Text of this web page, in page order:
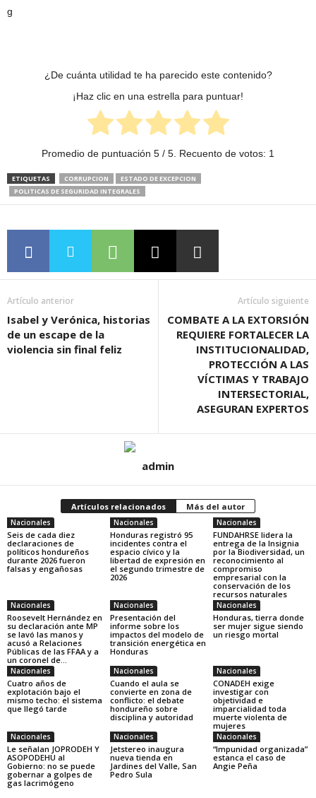
¿De cuánta utilidad te ha parecido este contenido?
¡Haz clic en una estrella para puntuar!
Promedio de puntuación 5 / 5. Recuento de votos: 1
ETIQUETAS CORRUPCION
ESTADO DE EXCEPCION
POLITICAS DE SEGURIDAD INTEGRALES
Artículo anterior
Isabel y Verónica, historias
de un escape de la
violencia sin final feliz
Artículo siguiente
COMBATE A LA EXTORSIÓN
REQUIERE FORTALECER LA
INSTITUCIONALIDAD,
PROTECCIÓN A LAS
VÍCTIMAS Y TRABAJO
INTERSECTORIAL,
ASEGURAN EXPERTOS
admin
Artículos relacionados Más del autor
Nacionales
Seis de cada diez
declaraciones de
políticos hondureños
durante 2026 fueron
falsas y engañosas
Nacionales
Honduras registró 95
incidentes contra el
espacio cívico y la
libertad de expresión en
el segundo trimestre de
2026
Nacionales
FUNDAHRSE lidera la
entrega de la Insignia
por la Biodiversidad, un
reconocimiento al
compromiso
empresarial con la
conservación de los
recursos naturales
Nacionales
Roosevelt Hernández en
su declaración ante MP
se lavó las manos y
acusó a Relaciones
Públicas de las FFAA y a
un coronel de...
Nacionales
Presentación del
informe sobre los
impactos del modelo de
transición energética en
Honduras
Nacionales
Honduras, tierra donde
ser mujer sigue siendo
un riesgo mortal
Nacionales
Cuatro años de
explotación bajo el
mismo techo: el sistema
que llegó tarde
Nacionales
Cuando el aula se
convierte en zona de
conflicto: el debate
hondureño sobre
disciplina y autoridad
Nacionales
CONADEH exige
investigar con
objetividad e
imparcialidad toda
muerte violenta de
mujeres
Nacionales
Le señalan JOPRODEH Y
ASOPODEHU al
Gobierno: no se puede
gobernar a golpes de
gas lacrimógeno
Nacionales
Jetstereo inaugura
nueva tienda en
Jardines del Valle, San
Pedro Sula
Nacionales
“Impunidad organizada”
estanca el caso de
Angie Peña